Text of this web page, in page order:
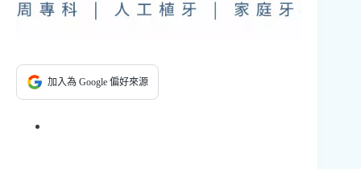
加入為 Google 偏好來源